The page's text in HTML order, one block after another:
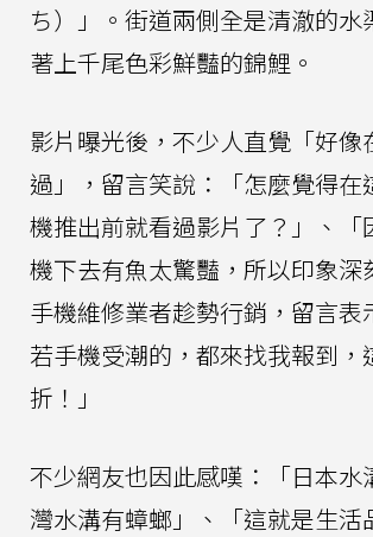
ち）」。街道兩側全是清澈的水
著上千尾色彩鮮豔的錦鯉。
影片曝光後，不少人直覺「好像
過」，留言笑說：「怎麼覺得在
機推出前就看過影片了？」、「
機下去有魚太驚豔，所以印象深
手機維修業者趁勢行銷，留言表
若手機受潮的，都來找我報到，
折！」
不少網友也因此感嘆：「日本水
灣水溝有蟑螂」、「這就是生活